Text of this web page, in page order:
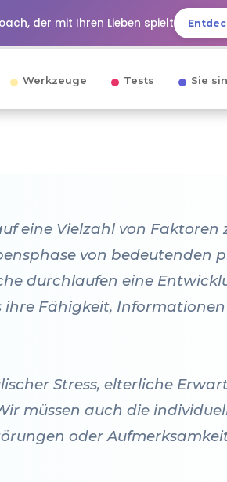
der mit Ihren Lieben spielt
Werkzeuge Tests Sie
eine Vielzahl von
von bedeutenden
durchlaufen eine
Fähigkeit,
Stress, elterliche
müssen auch die
oder